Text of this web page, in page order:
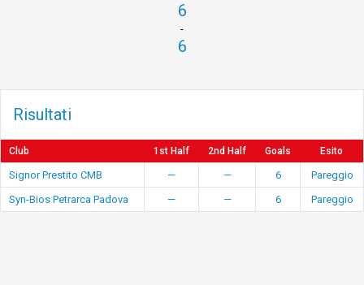
6
-
6
Risultati
Club 1st Half 2nd Half Goals Esito
Signor Prestito CMB — — 6
Pareggio
Syn-Bios Petrarca Padova
— — 6 Pareggio